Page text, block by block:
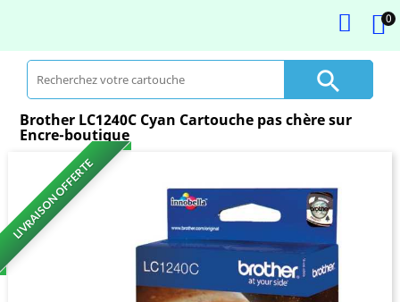
0

Brother LC1240C Cyan Cartouche pas chère sur
Encre-boutique
LIVRAISON OFFERTE